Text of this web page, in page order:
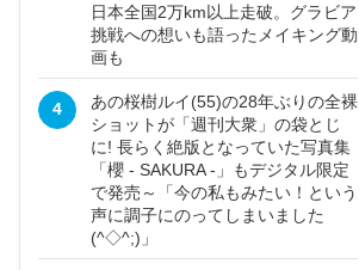
日本全国2万km以上走破。グラビア
挑戦への想いも語ったメイキング動
画も
4
あの桜樹ルイ(55)の28年ぶりの全裸
ショットが「週刊大衆」の袋とじ
に! 長らく絶版となっていた写真集
「櫻 - SAKURA -」もデジタル限定
で発売～「今の私もみたい！という
声に調子にのってしまいました
(^◇^;)」